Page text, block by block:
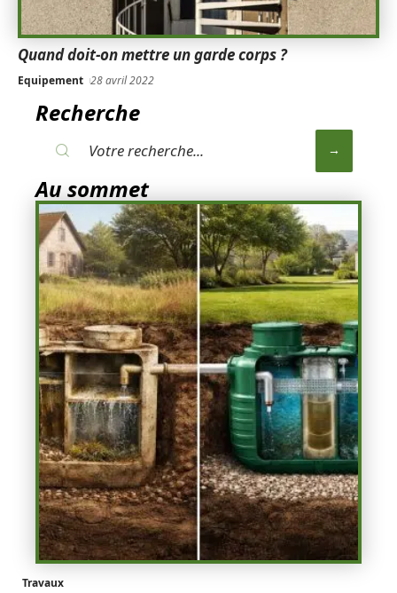
Quand doit-on mettre un garde corps ?
Equipement 28 avril 2022
Recherche
Au sommet
Travaux